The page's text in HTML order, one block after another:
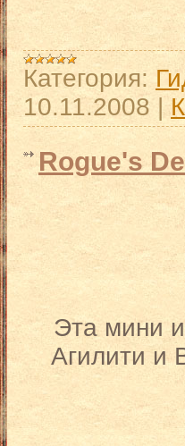
Категория:
10.11.2008 |
Rogue's
Эта мини
Агилити и